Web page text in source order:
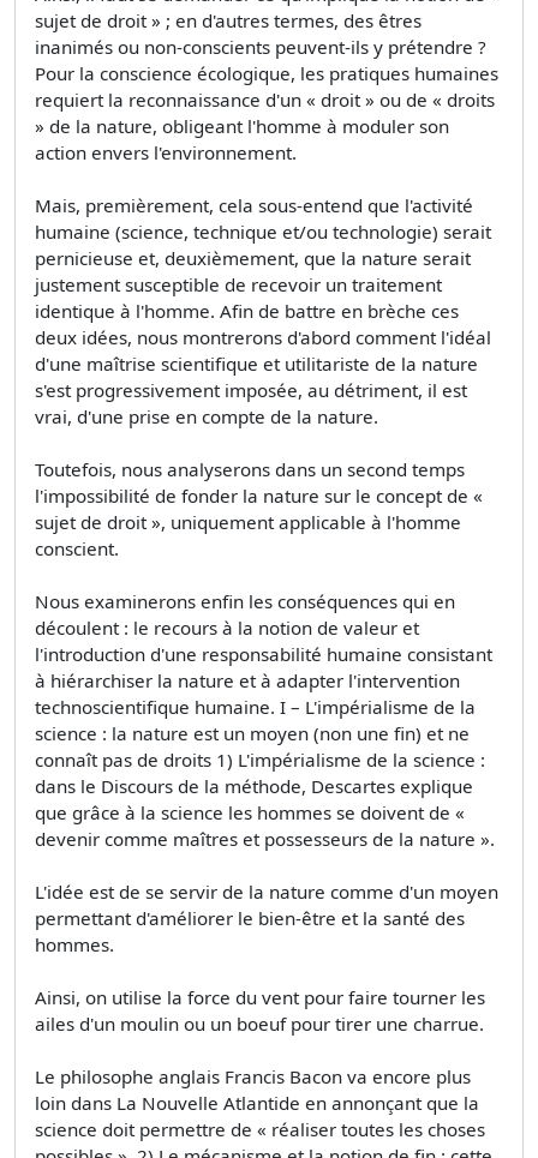
sujet de droit » ; en d'autres termes, des êtres
inanimés ou non-conscients peuvent-ils y prétendre ?
Pour la conscience écologique, les pratiques humaines
requiert la reconnaissance d'un « droit » ou de « droits
» de la nature, obligeant l'homme à moduler son
action envers l'environnement.
Mais, premièrement, cela sous-entend que l'activité
humaine (science, technique et/ou technologie) serait
pernicieuse et, deuxièmement, que la nature serait
justement susceptible de recevoir un traitement
identique à l'homme. Afin de battre en brèche ces
deux idées, nous montrerons d'abord comment l'idéal
d'une maîtrise scientifique et utilitariste de la nature
s'est progressivement imposée, au détriment, il est
vrai, d'une prise en compte de la nature.
Toutefois, nous analyserons dans un second temps
l'impossibilité de fonder la nature sur le concept de «
sujet de droit », uniquement applicable à l'homme
conscient.
Nous examinerons enfin les conséquences qui en
découlent : le recours à la notion de valeur et
l'introduction d'une responsabilité humaine consistant
à hiérarchiser la nature et à adapter l'intervention
technoscientifique humaine. I – L'impérialisme de la
science : la nature est un moyen (non une fin) et ne
connaît pas de droits 1) L'impérialisme de la science :
dans le Discours de la méthode, Descartes explique
que grâce à la science les hommes se doivent de «
devenir comme maîtres et possesseurs de la nature ».
L'idée est de se servir de la nature comme d'un moyen
permettant d'améliorer le bien-être et la santé des
hommes.
Ainsi, on utilise la force du vent pour faire tourner les
ailes d'un moulin ou un boeuf pour tirer une charrue.
Le philosophe anglais Francis Bacon va encore plus
loin dans La Nouvelle Atlantide en annonçant que la
science doit permettre de « réaliser toutes les choses